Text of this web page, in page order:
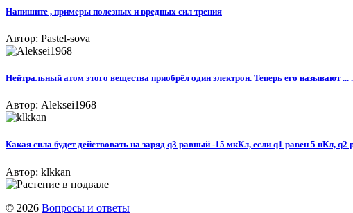
Напишите , примеры полезных и вредных сил трения
Автор: Pastel-sova
Нейтральный атом этого вещества приобрёл один электрон. Теперь его
Автор: Aleksei1968
Какая сила будет действовать на заряд q3 равный -15 мкКл, если q1 равен 5 нКл,
Автор: klkkan
© 2026 Вопросы и ответы